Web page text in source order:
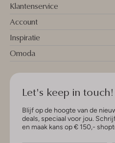
Klantenservice
Account
Inspiratie
Omoda
Let's keep in touch!
Blijf op de hoogte van de
deals, speciaal voor jou.
en maak kans op € 150,-